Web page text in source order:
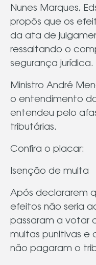
Nunes Marques,
propôs que os
da ata de
ressaltando o
segurança jurídica.
Ministro André
o entendimento
entendeu pelo
tributárias.
Confira o placar:
Isenção de multa
Após declararem
efeitos não seria
passaram a votar
multas punitivas e
não pagaram o